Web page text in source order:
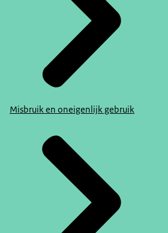
Misbruik en oneigenlijk gebruik